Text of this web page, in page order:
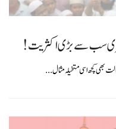
سب سے بڑی اکثریت!
بھی کچھ اسی متخیلہ مثال...